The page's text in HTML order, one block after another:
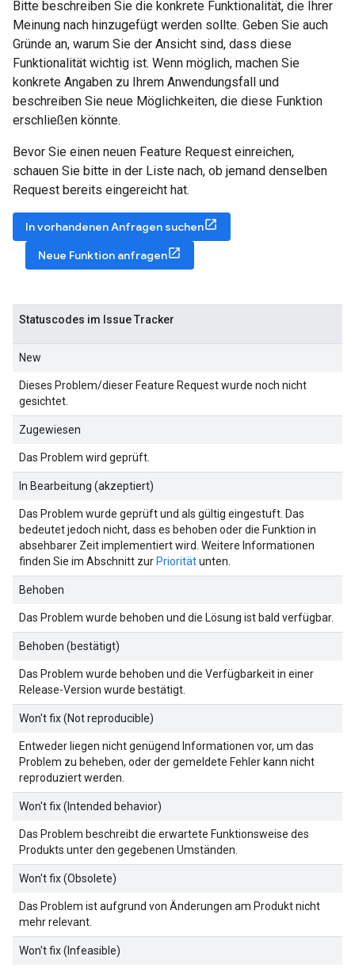
Bitte beschreiben Sie die konkrete Funktionalität, die Ihrer
Meinung nach hinzugefügt werden sollte. Geben Sie auch
Gründe an, warum Sie der Ansicht sind, dass diese
Funktionalität wichtig ist. Wenn möglich, machen Sie
konkrete Angaben zu Ihrem Anwendungsfall und
beschreiben Sie neue Möglichkeiten, die diese Funktion
erschließen könnte.
Bevor Sie einen neuen Feature Request einreichen,
schauen Sie bitte in der Liste nach, ob jemand denselben
Request bereits eingereicht hat.
In vorhandenen Anfragen suchen
Neue Funktion anfragen
Statuscodes im Issue Tracker
New
Dieses Problem/dieser Feature Request wurde noch nicht
gesichtet.
Zugewiesen
Das Problem wird geprüft.
In Bearbeitung (akzeptiert)
Das Problem wurde geprüft und als gültig eingestuft. Das
bedeutet jedoch nicht, dass es behoben oder die Funktion in
absehbarer Zeit implementiert wird. Weitere Informationen
finden Sie im Abschnitt zur Prioritätunten.
Behoben
Das Problem wurde behoben und die Lösung ist bald verfügbar.
Behoben (bestätigt)
Das Problem wurde behoben und die Verfügbarkeit in einer
Release-Version wurde bestätigt.
Won't fix (Not reproducible)
Entweder liegen nicht genügend Informationen vor, um das
Problem zu beheben, oder der gemeldete Fehler kann nicht
reproduziert werden.
Won't fix (Intended behavior)
Das Problem beschreibt die erwartete Funktionsweise des
Produkts unter den gegebenen Umständen.
Won't fix (Obsolete)
Das Problem ist aufgrund von Änderungen am Produkt nicht
mehr relevant.
Won't fix (Infeasible)